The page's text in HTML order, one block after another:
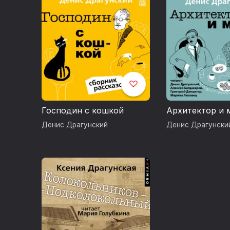
Господин с кошкой
Денис Драгунский
Архитектор и
Денис